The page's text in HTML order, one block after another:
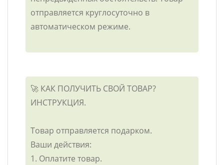
отправляется круглосуточно в
автоматическом режиме.
🚀 КАК ПОЛУЧИТЬ СВОЙ ТОВАР?
ИНСТРУКЦИЯ.
Товар отправляется подарком.
Ваши действия:
1. Оплатите товар.